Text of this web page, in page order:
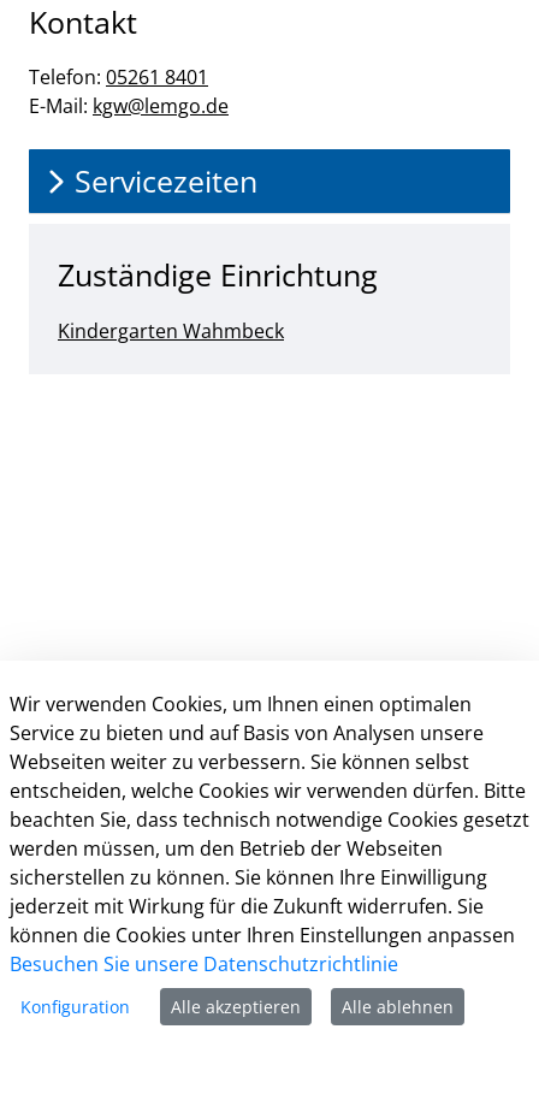
Kontakt
Telefon: 05261 8401
E-Mail: kgw@​lemgo.de
Servicezeiten
Zuständige Einrichtung
Kindergarten Wahmbeck
Kontakt
Öffnungszeiten
Häuftig gestellte Fragen (FAQ)
Impressum
Kontakt
Wir verwenden Cookies, um Ihnen einen optimalen
Service zu bieten und auf Basis von Analysen unsere
Webseiten weiter zu verbessern. Sie können selbst
entscheiden, welche Cookies wir verwenden dürfen. Bitte
beachten Sie, dass technisch notwendige Cookies gesetzt
werden müssen, um den Betrieb der Webseiten
sicherstellen zu können. Sie können Ihre Einwilligung
jederzeit mit Wirkung für die Zukunft widerrufen. Sie
können die Cookies unter Ihren Einstellungen anpassen
Besuchen Sie unsere Datenschutzrichtlinie
Konfiguration Alle akzeptieren Alle ablehnen